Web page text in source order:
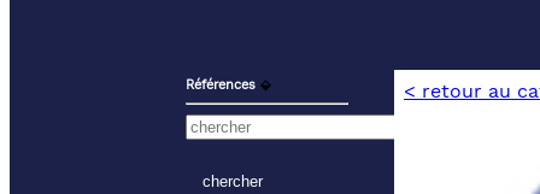
Références ⬙ < retour au